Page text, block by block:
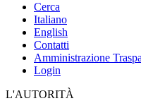
Cerca
Italiano
English
Contatti
Amministrazione
Login
L'AUTORITÀ